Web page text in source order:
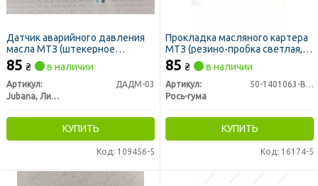
Датчик аварийного давления
масла МТЗ (штекерное
подключение) (ММ111) (пр-во
Юбана)
85 ₴ в наличии
Артикул:
ДАДМ-03
Jubana, Литва
КУПИТЬ
Код: 109456-5
Прокладка масляного картера
МТЗ (резино-пробка светлая, к-
т из 2шт) (пр-во Рось-Гума)
85 ₴ в наличии
Артикул:
50-1401063-В1проб
Рось-гума
КУПИТЬ
Код: 16174-5